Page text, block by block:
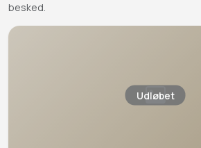
besked.
Udløbet